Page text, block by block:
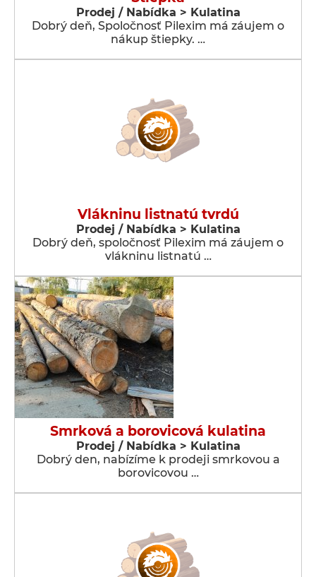
Prodej / Nabídka > Kulatina
Dobrý deň, Spoločnosť Pilexim má záujem o
nákup štiepky. …
Vlákninu listnatú tvrdú
Prodej / Nabídka > Kulatina
Dobrý deň, spoločnosť Pilexim má záujem o
vlákninu listnatú …
Smrková a borovicová kulatina
Prodej / Nabídka > Kulatina
Dobrý den, nabízíme k prodeji smrkovou a
borovicovou …